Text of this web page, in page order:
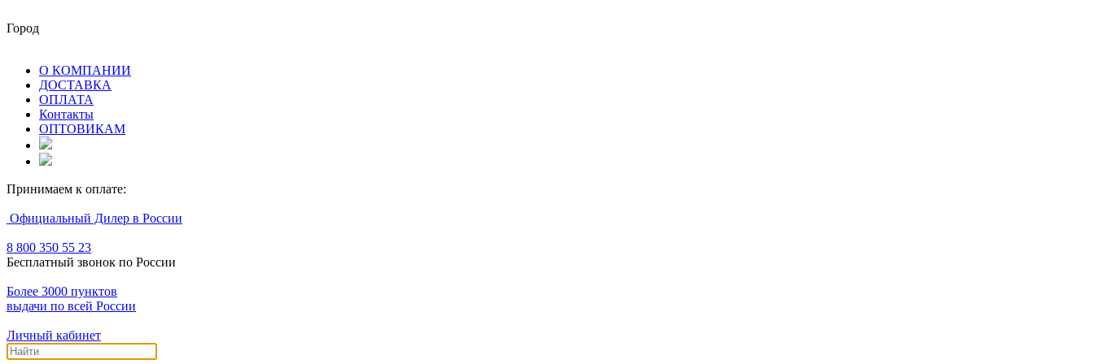
Город
О КОМПАНИИ
ДОСТАВКА
ОПЛАТА
Контакты
ОПТОВИКАМ
Принимаем к оплате:
Официальный Дилер в России
8 800 350 55 23
Бесплатный звонок по России
Более 3000 пунктов
выдачи по всей России
Личный кабинет